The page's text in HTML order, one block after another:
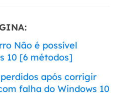
Não é possível
10 [6 métodos]
após corrigir
falha do Windows 10